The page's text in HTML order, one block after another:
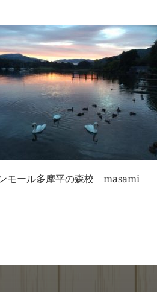
モール多摩平の森校 masami